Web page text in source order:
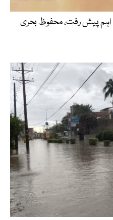
اہم پیش رفت، محفوظ بحری